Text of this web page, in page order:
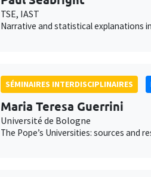
TSE, IAST
Narrative and statistical explanations
SÉMINAIRES INTERDISCIPLINAIRES
Maria Teresa Guerrini
Université de Bologne
The Pope’s Universities: sources and